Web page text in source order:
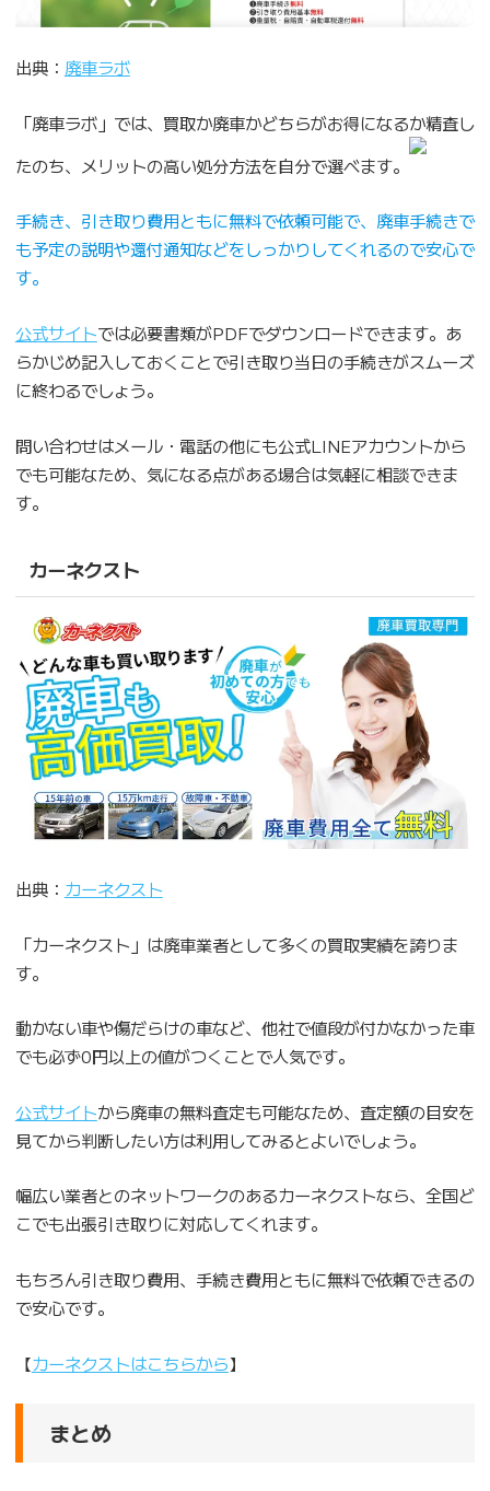
出典： 廃車ラボ
「廃車ラボ」では、買取か廃車かどちらがお得になるか精査し
たのち、メリットの高い処分方法を自分で選べます。
手続き、引き取り費用ともに無料で依頼可能で、廃車手続きで
も予定の説明や還付通知などをしっかりしてくれるので安心で
す。
公式サイトでは必要書類がPDFでダウンロードできます。あ
らかじめ記入しておくことで引き取り当日の手続きがスムーズ
に終わるでしょう。
問い合わせはメール・電話の他にも公式LINEアカウントから
でも可能なため、気になる点がある場合は気軽に相談できま
す。
カーネクスト
出典： カーネクスト
「カーネクスト」は廃車業者として多くの買取実績を誇りま
す。
動かない車や傷だらけの車など、他社で値段が付かなかった車
でも必ず0円以上の値がつくことで人気です。
公式サイトから廃車の無料査定も可能なため、査定額の目安を
見てから判断したい方は利用してみるとよいでしょう。
幅広い業者とのネットワークのあるカーネクストなら、全国ど
こでも出張引き取りに対応してくれます。
もちろん引き取り費用、手続き費用ともに無料で依頼できるの
で安心です。
【カーネクストはこちらから】
まとめ